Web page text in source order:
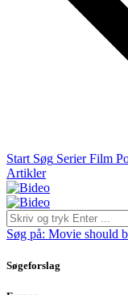
Start Søg Serier Film
Artikler
Søg på: Movie should
Søgeforslag